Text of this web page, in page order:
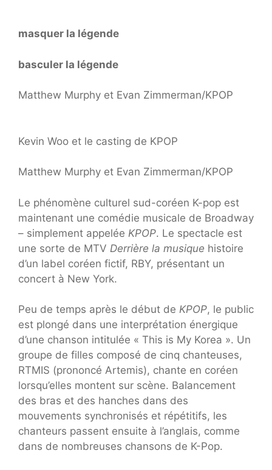
masquer la légende
basculer la légende
Matthew Murphy et Evan Zimmerman/KPOP
Kevin Woo et le casting de KPOP
Matthew Murphy et Evan Zimmerman/KPOP
Le phénomène culturel sud-coréen K-pop est
maintenant une comédie musicale de Broadway
– simplement appelée KPOP. Le spectacle est
une sorte de MTV Derrière la musique histoire
d’un label coréen fictif, RBY, présentant un
concert à New York.
Peu de temps après le début de KPOP, le public
est plongé dans une interprétation énergique
d’une chanson intitulée « This is My Korea ». Un
groupe de filles composé de cinq chanteuses,
RTMIS (prononcé Artemis), chante en coréen
lorsqu’elles montent sur scène. Balancement
des bras et des hanches dans des
mouvements synchronisés et répétitifs, les
chanteurs passent ensuite à l’anglais, comme
dans de nombreuses chansons de K-Pop.